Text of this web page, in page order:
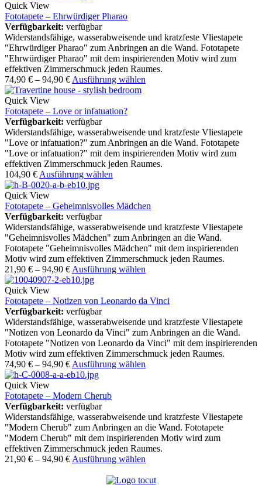
Quick View
Fototapete – Ehrwürdiger Pharao
Verfügbarkeit: verfügbar
Widerstandsfähige, wasserabweisende und kratzfeste Vliestapete
"Ehrwürdiger Pharao" zum Anbringen an die Wand. Fototapete
"Ehrwürdiger Pharao" mit dem inspirierenden Motiv wird zum
effektiven Zimmerschmuck jeden Raumes.
74,90 € – 94,90 € Ausführung wählen
Quick View
Fototapete – Love or infatuation?
Verfügbarkeit: verfügbar
Widerstandsfähige, wasserabweisende und kratzfeste Vliestapete
"Love or infatuation?" zum Anbringen an die Wand. Fototapete
"Love or infatuation?" mit dem inspirierenden Motiv wird zum
effektiven Zimmerschmuck jeden Raumes.
104,90 € Ausführung wählen
Quick View
Fototapete – Geheimnisvolles Mädchen
Verfügbarkeit: verfügbar
Widerstandsfähige, wasserabweisende und kratzfeste Vliestapete
"Geheimnisvolles Mädchen" zum Anbringen an die Wand.
Fototapete "Geheimnisvolles Mädchen" mit dem inspirierenden
Motiv wird zum effektiven Zimmerschmuck jeden Raumes.
21,90 € – 94,90 € Ausführung wählen
Quick View
Fototapete – Notizen von Leonardo da Vinci
Verfügbarkeit: verfügbar
Widerstandsfähige, wasserabweisende und kratzfeste Vliestapete
"Notizen von Leonardo da Vinci" zum Anbringen an die Wand.
Fototapete "Notizen von Leonardo da Vinci" mit dem inspirierenden
Motiv wird zum effektiven Zimmerschmuck jeden Raumes.
74,90 € – 94,90 € Ausführung wählen
Quick View
Fototapete – Modern Cherub
Verfügbarkeit: verfügbar
Widerstandsfähige, wasserabweisende und kratzfeste Vliestapete
"Modern Cherub" zum Anbringen an die Wand. Fototapete
"Modern Cherub" mit dem inspirierenden Motiv wird zum
effektiven Zimmerschmuck jeden Raumes.
21,90 € – 94,90 € Ausführung wählen